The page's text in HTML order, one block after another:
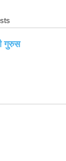
गुरुस